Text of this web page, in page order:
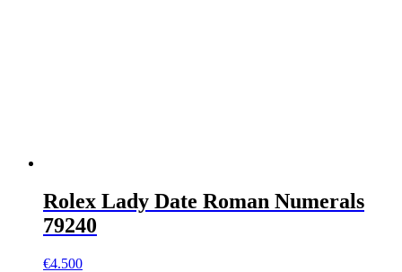
Rolex Lady Date Roman Numerals
79240
€4.500